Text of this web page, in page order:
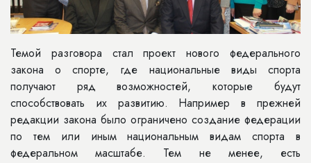
Темой разговора стал проект нового федерального
закона о спорте, где национальные виды спорта
получают ряд возможностей, которые будут
способствовать их развитию. Например в прежней
редакции закона было ограничено создание федерации
по тем или иным национальным видам спорта в
федеральном масштабе. Тем не менее, есть